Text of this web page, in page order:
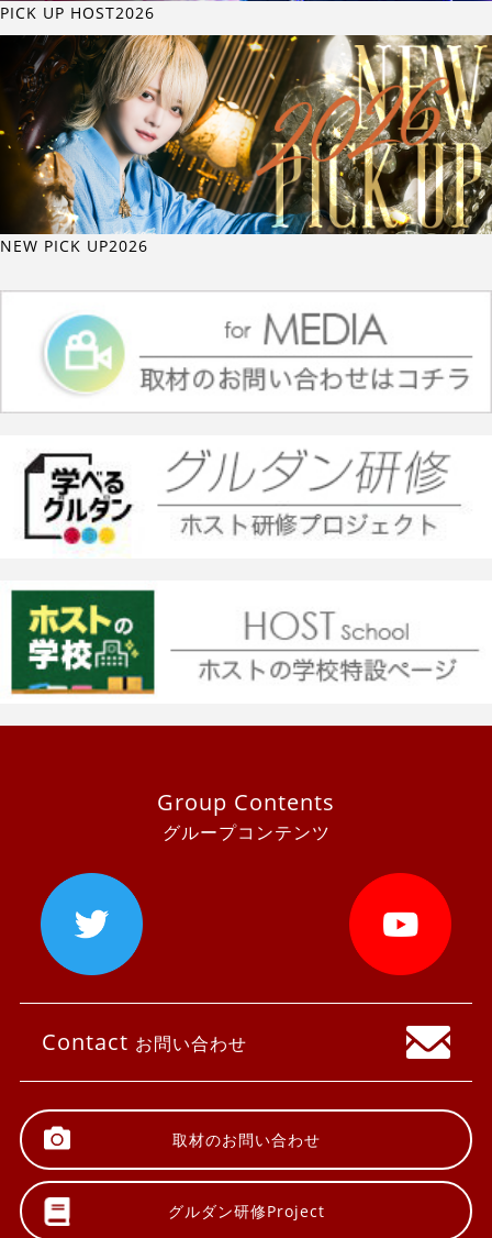
PICK UP HOST2026
NEW PICK UP2026
Group Contents
グループコンテンツ
Contact お問い合わせ
取材のお問い合わせ
グルダン研修Project